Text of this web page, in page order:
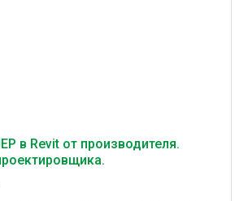
в Revit от производителя.